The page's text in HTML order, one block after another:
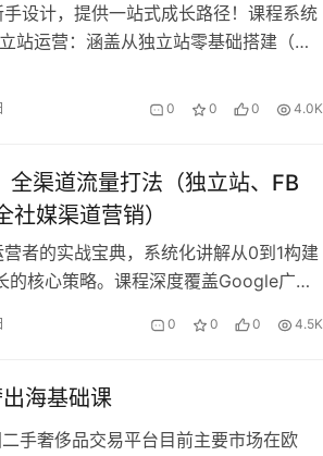
设计，提供一站式成长路径！课程系统
站运营：涵盖从独立站零基础搭建​（域
0 0 0 4.0K
渠道流量打法（独立站、FB
媒渠道营销）
者的实战宝典，系统化讲解从0到1构建
核心策略。课程深度覆盖Google广告
0 0 0 4.5K
海基础课
手奢侈品交易平台目前主要市场在欧